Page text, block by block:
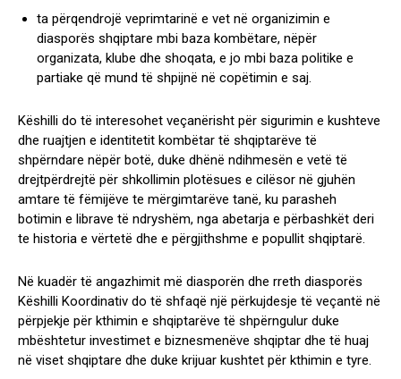
ta përqendrojë veprimtarinë e vet në organizimin e
diasporës shqiptare mbi baza kombëtare, nëpër
organizata, klube dhe shoqata, e jo mbi baza politike e
partiake që mund të shpijnë në copëtimin e saj.
Këshilli do të interesohet veçanërisht për sigurimin e kushteve
dhe ruajtjen e identitetit kombëtar të shqiptarëve të
shpërndare nëpër botë, duke dhënë ndihmesën e vetë të
drejtpërdrejtë për shkollimin plotësues e cilësor në gjuhën
amtare të fëmijëve te mërgimtarëve tanë, ku parasheh
botimin e librave të ndryshëm, nga abetarja e përbashkët deri
te historia e vërtetë dhe e përgjithshme e popullit shqiptarë.
Në kuadër të angazhimit më diasporën dhe rreth diasporës
Këshilli Koordinativ do të shfaqë një përkujdesje të veçantë në
përpjekje për kthimin e shqiptarëve të shpërngulur duke
mbështetur investimet e biznesmenëve shqiptar dhe të huaj
në viset shqiptare dhe duke krijuar kushtet për kthimin e tyre.